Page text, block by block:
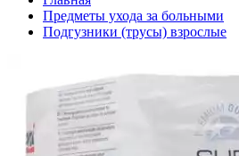
Предметы ухода за больными
Подгузники (трусы) взрослые